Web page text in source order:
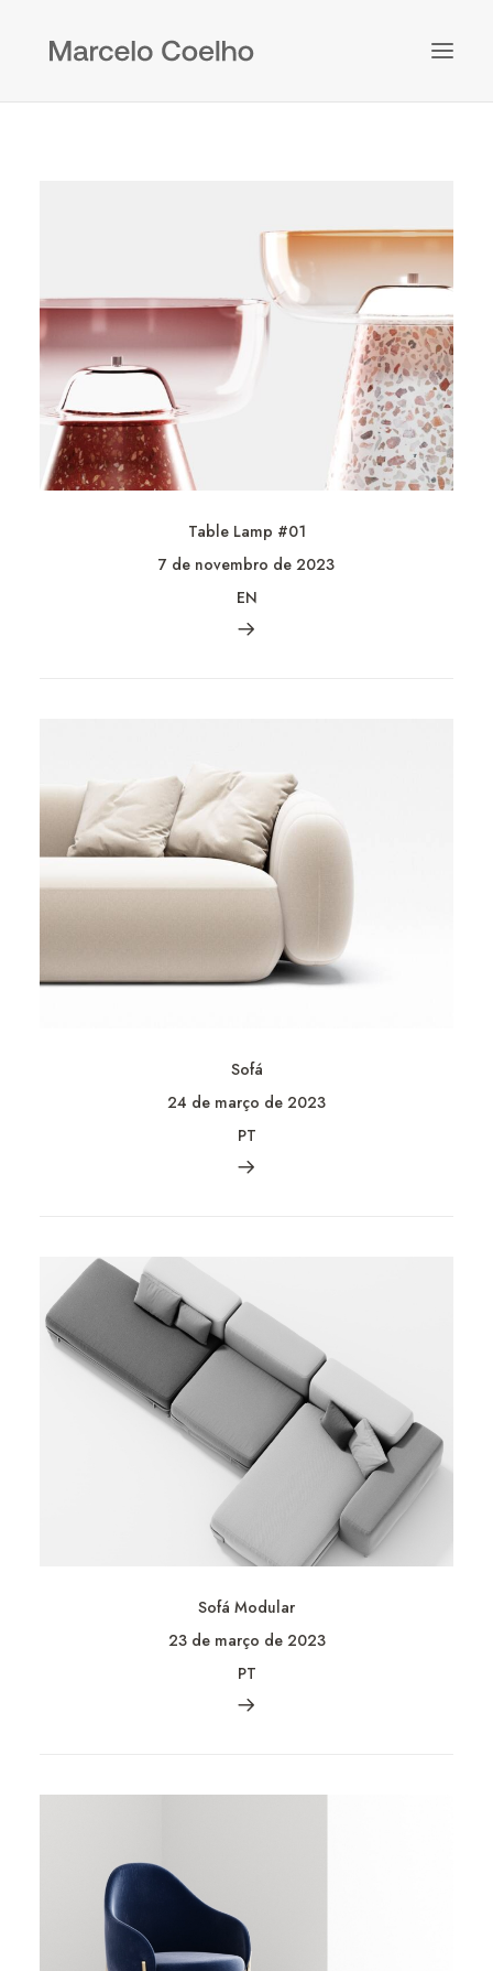
Table Lamp #01
7 de novembro de 2023
EN
Sofá
24 de março de 2023
PT
Sofá Modular
23 de março de 2023
PT